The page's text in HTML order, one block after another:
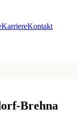
KarriereKontakt
Brehna